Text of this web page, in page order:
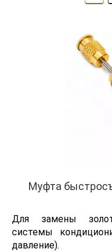
Муфта
Для замены
системы
давление).